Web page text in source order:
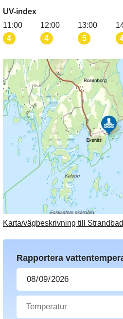
UV-index
11:00
4
12:00
4
13:00
5
Karta/vägbeskrivning till
Rapportera